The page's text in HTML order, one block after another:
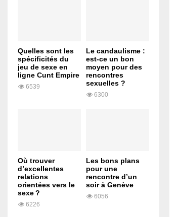
Quelles sont les
spécificités du
jeu de sexe en
ligne Cunt Empire
6539
Le candaulisme :
est-ce un bon
moyen pour des
rencontres
sexuelles ?
6300
Où trouver
d’excellentes
relations
orientées vers le
sexe ?
6226
Les bons plans
pour une
rencontre d’un
soir à Genève
6056